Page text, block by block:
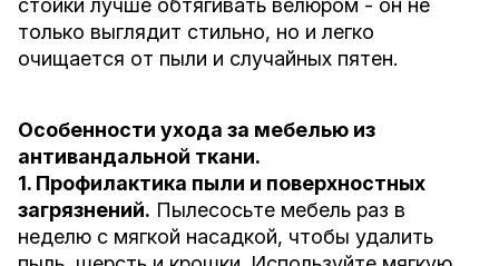
только выглядит стильно, но и легко
очищается от пыли и случайных пятен.
Особенности ухода за мебелью из
антивандальной ткани.
1. Профилактика пыли и поверхностных
загрязнений. Пылесосьте мебель раз в
неделю с мягкой насадкой, чтобы удалить